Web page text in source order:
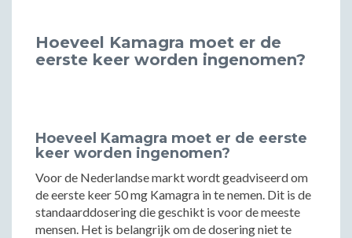
Hoeveel Kamagra moet er de
eerste keer worden ingenomen?
Hoeveel Kamagra moet er de eerste
keer worden ingenomen?
Voor de Nederlandse markt wordt geadviseerd om
de eerste keer 50 mg Kamagra in te nemen. Dit is de
standaarddosering die geschikt is voor de meeste
mensen. Het is belangrijk om de dosering niet te